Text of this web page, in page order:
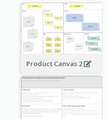
Product Canvas 2